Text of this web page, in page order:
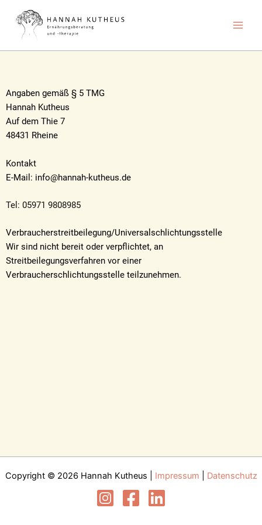
Inhalt
springen
Angaben gemäß § 5 TMG
Hannah Kutheus
Auf dem Thie 7
48431 Rheine
Kontakt
E-Mail: info@hannah-kutheus.de
Tel: 05971 9808985
Verbraucherstreitbeilegung/Universalschlichtungsstelle
Wir sind nicht bereit oder verpflichtet, an
Streitbeilegungsverfahren vor einer
Verbraucherschlichtungsstelle teilzunehmen.
Copyright © 2026 Hannah Kutheus | Impressum Datenschutz